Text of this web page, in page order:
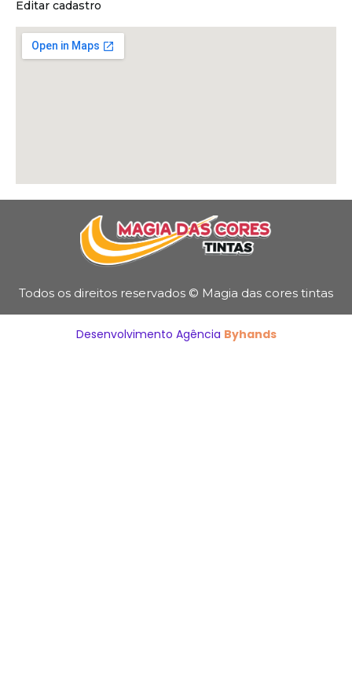
Editar cadastro
Todos os direitos reservados © Magia das cores tintas
Desenvolvimento Agência Byhands